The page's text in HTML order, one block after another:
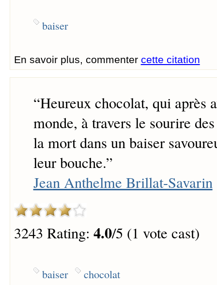
baiser
En savoir plus, commenter cette citation
“Heureux chocolat, qui après
monde, à travers le sourire
la mort dans un baiser
leur bouche.”
Jean Anthelme Brillat-Savarin
3243 Rating: 4.0/5 (1 vote cast)
baiser chocolat